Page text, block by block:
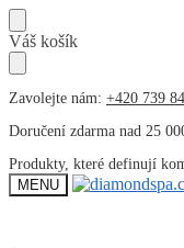
Přeskočit
na
navigaci
Přeskočit
na
obsah
Váš košík
Zavolejte nám: +420 739
Doručení zdarma nad 25
Produkty, které definují
MENU